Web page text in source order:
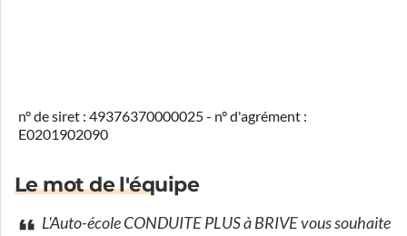
n° de siret : 49376370000025 - n° d'agrément :
E0201902090
Le mot de l'équipe
L'Auto-école CONDUITE PLUS à BRIVE vous souhaite